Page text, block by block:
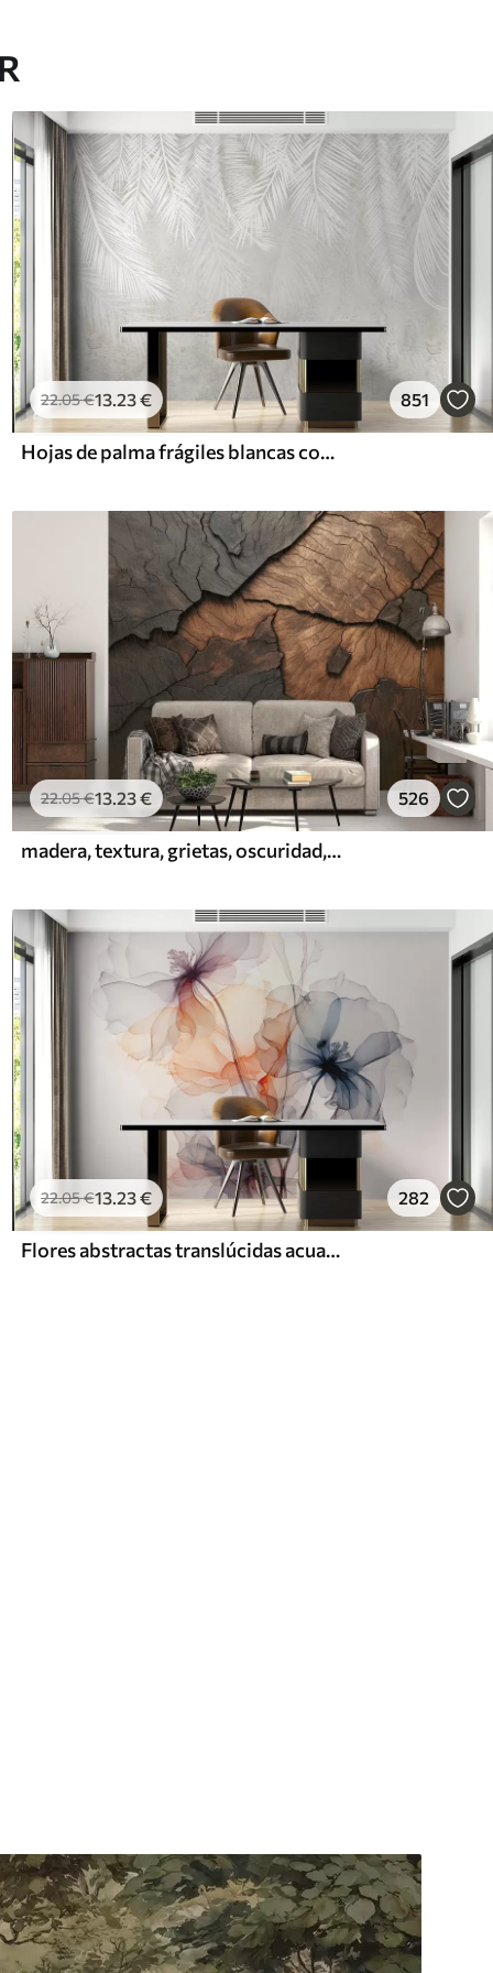
22.05€13.23€ 851
Hojas de palma frágiles blancas con textura grunge
22.05€13.23€ 526
madera, textura, grietas, oscuridad, corteza, superficie
22.05€13.23€ 282
Flores abstractas translúcidas acuarela líquida